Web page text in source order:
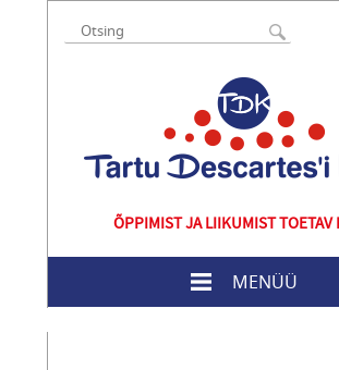
ÕPPIMIST JA LIIKUMIST TOETAV
MENÜÜ